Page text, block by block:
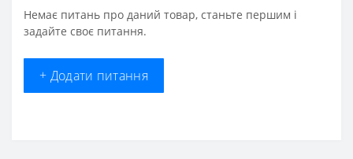
Немає питань про даний товар, станьте першим і
задайте своє питання.
+ Додати питання